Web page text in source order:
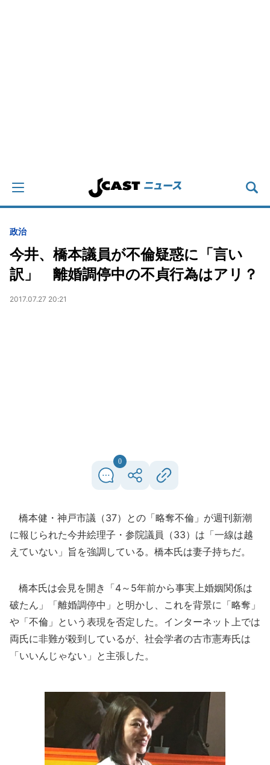
政治
今井、橋本議員が不倫疑惑に「言い
訳」 離婚調停中の不貞行為はアリ？
2017.07.27 20:21
0
橋本健・神戸市議（37）との「略奪不倫」が週刊新潮
に報じられた今井絵理子・参院議員（33）は「一線は越
えていない」旨を強調している。橋本氏は妻子持ちだ。
橋本氏は会見を開き「4～5年前から事実上婚姻関係は
破たん」「離婚調停中」と明かし、これを背景に「略奪」
や「不倫」という表現を否定した。インターネット上では
両氏に非難が殺到しているが、社会学者の古市憲寿氏は
「いいんじゃない」と主張した。